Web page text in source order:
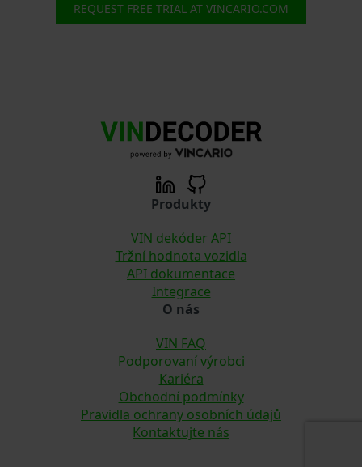
REQUEST FREE TRIAL AT VINCARIO.COM
Produkty
VIN dekóder API
Tržní hodnota vozidla
API dokumentace
Integrace
O nás
VIN FAQ
Podporovaní výrobci
Kariéra
Obchodní podmínky
Pravidla ochrany osobních údajů
Kontaktujte nás